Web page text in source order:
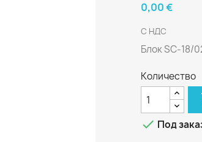
0,00 €
С НДС
Блок SC-18/
Количество
 Под